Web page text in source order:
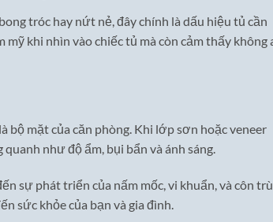
tróc hay nứt nẻ, đây chính là dấu hiệu tủ cần
khi nhìn vào chiếc tủ mà còn cảm thấy không
bộ mặt của căn phòng. Khi lớp sơn hoặc veneer
như độ ẩm, bụi bẩn và ánh sáng.
sự phát triển của nấm mốc, vi khuẩn, và côn
sức khỏe của bạn và gia đình.